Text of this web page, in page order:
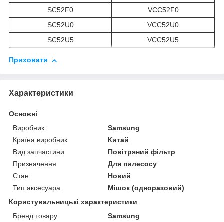
SC52F0
VCC52F0
SC52U0
VCC52U0
SC52U5
VCC52U5
Приховати
Характеристики
Основні
Виробник
Samsung
Країна виробник
Китай
Вид запчастини
Повітряний фільтр
Призначення
Для пилесосу
Стан
Новий
Тип аксесуара
Мішок (одноразовий)
Користувальницькі характеристики
Бренд товару
Samsung